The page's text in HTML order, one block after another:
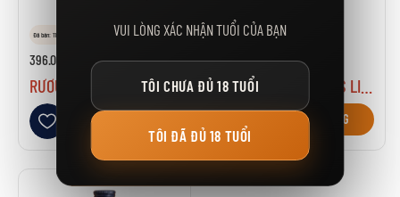
Đã bán: 1113
396.000₫
RƯỢU BALLANTINES FINEST 70CL
Thêm vào danh sách yêu thích
Đã bán: 15 Kho: 0
3.475.000₫
RƯỢU BALLANTINES LIMITED
Thêm vào danh sách yêu thích
GIỎ HÀNG
VUI LÒNG XÁC NHẬN TUỔI CỦA BẠN
TÔI CHƯA ĐỦ 18 TUỔI
TÔI ĐÃ ĐỦ 18 TUỔI